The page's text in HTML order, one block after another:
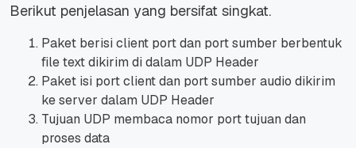
Berikut penjelasan yang bersifat singkat.
Paket berisi client port dan port sumber berbentuk
file text dikirim di dalam UDP Header
Paket isi port client dan port sumber audio dikirim
ke server dalam UDP Header
Tujuan UDP membaca nomor port tujuan dan
proses data